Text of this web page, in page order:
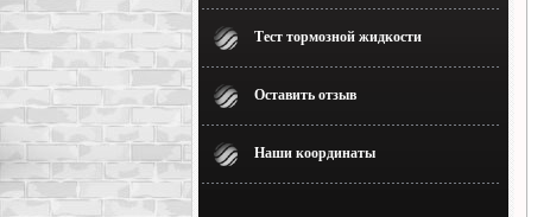
Тест тормозной жидкости
Оставить отзыв
Наши координаты